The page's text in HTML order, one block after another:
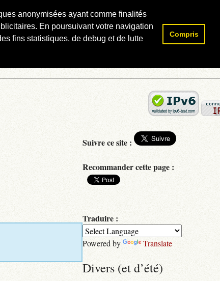
anonymisées ayant comme finalités
En poursuivant votre navigation
fins statistiques, de debug et de lutte
Compris
Rechercher :
Suivre ce site :
Recommander cette page :
Traduire :
Powered by Translate
Divers (et d’été)